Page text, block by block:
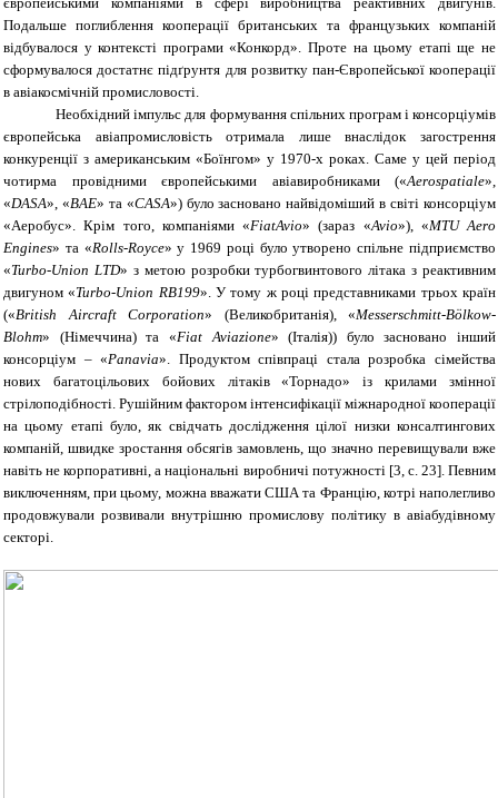
Подальше поглиблення кооперації британських та французьких компаній
відбувалося у контексті програми «Конкорд». Проте на цьому етапі ще не
сформувалося достатнє підґрунтя для розвитку пан-Європейської кооперації
в авіакосмічній промисловості.
Необхідний імпульс для формування спільних програм і консорціумів
європейська авіапромисловість отримала лише внаслідок загострення
конкуренції з американським «Боїнгом» у 1970-х роках. Саме у цей період
чотирма провідними європейськими авіавиробниками («Aerospatiale»,
«DASA», «BAE» та «CASA») було засновано найвідоміший в світі консорціум
«Аеробус». Крім того, компаніями «FiatAvio» (зараз «Avio»), «MTU Aero
Engines» та «Rolls-Royce» у 1969 році було утворено спільне підприємство
«Turbo-Union LTD» з метою розробки турбогвинтового літака з реактивним
двигуном «Turbo-Union RB199». У тому ж році представниками трьох країн
(«British Aircraft Corporation» (Великобританія), «Messerschmitt-Bölkow-
Blohm» (Німеччина) та «Fiat Aviazione» (Італія)) було засновано інший
консорціум – «Panavia». Продуктом співпраці стала розробка сімейства
нових багатоцільових бойових літаків «Торнадо» із крилами змінної
стрілоподібності. Рушійним фактором інтенсифікації міжнародної кооперації
на цьому етапі було, як свідчать дослідження цілої низки консалтингових
компаній, швидке зростання обсягів замовлень, що значно перевищували вже
навіть не корпоративні, а національні виробничі потужності [3, с. 23]. Певним
виключенням, при цьому, можна вважати США та Францію, котрі наполегливо
продовжували розвивали внутрішню промислову політику в авіабудівному
секторі.